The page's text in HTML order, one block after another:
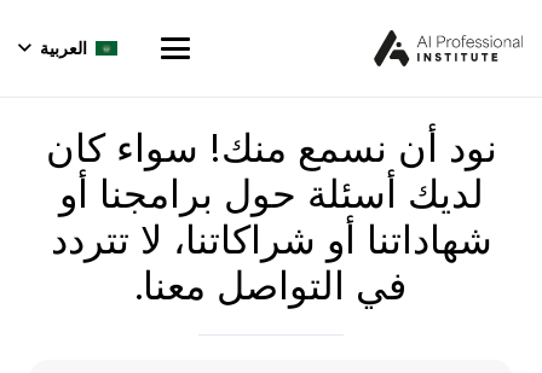
العربية
نود أن نسمع منك! سواء كان
لديك أسئلة حول برامجنا أو
شهاداتنا أو شراكاتنا، لا تتردد
في التواصل معنا.